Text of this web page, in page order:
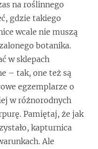
na roślinnego
gdzie takiego
wcale nie muszą
botanika.
w sklepach
– tak, one też są
egzemplarze o
w różnorodnych
Pamiętaj, że jak
kapturnica
Ale